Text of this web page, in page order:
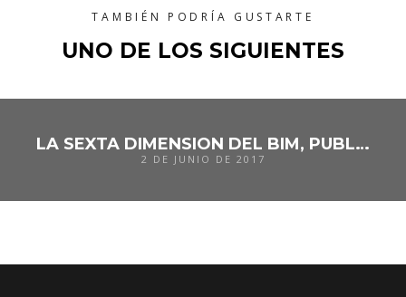
TAMBIÉN PODRÍA GUSTARTE
UNO DE LOS SIGUIENTES
LA SEXTA DIMENSION DEL BIM, PUBLICACION EN OBRAS URBANAS
2 DE JUNIO DE 2017